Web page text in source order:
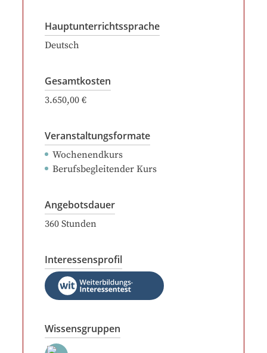
Hauptunterrichtssprache
Deutsch
Gesamtkosten
3.650,00 €
Veranstaltungsformate
Wochenendkurs
Berufsbegleitender Kurs
Angebotsdauer
360 Stunden
Interessensprofil
Wissensgruppen